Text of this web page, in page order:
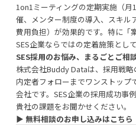
1on1ミーティングの定期実施（
催、メンター制度の導入、スキル
費用負担）が効果的です。特に「
SES企業ならではの定着施策とし
SES採用のお悩み、まるごとご相
株式会社Buddy Dataは、採用戦略
内定者フォローまでワンストップ
会社です。SES企業の採用成功事
貴社の課題をお聞かせください。
▶︎ 無料相談のお申し込みはこちら